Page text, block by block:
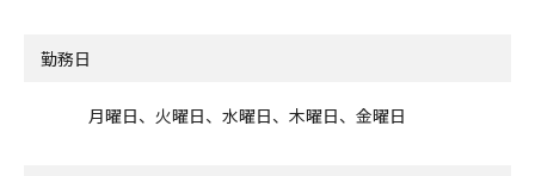
勤務日
月曜日、火曜日、水曜日、木曜日、金曜日